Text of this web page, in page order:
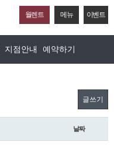
월렌트 메뉴 이벤트
지점안내 예약하기
글쓰기
날짜